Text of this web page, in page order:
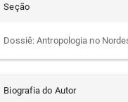
Seção
Dossiê: Antropologia no
Biografia do Autor